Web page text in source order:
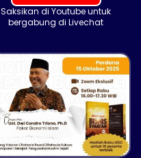
Saksikan di Youtube untuk
bergabung di Livechat